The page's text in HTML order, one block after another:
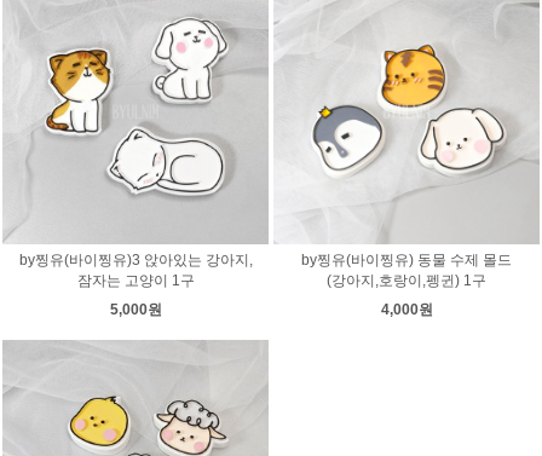
by찡유(바이찡유)3 앉아있는 강아지,
잠자는 고양이 1구
5,000원
by찡유(바이찡유) 동물 수제 몰드
(강아지,호랑이,펭귄) 1구
4,000원